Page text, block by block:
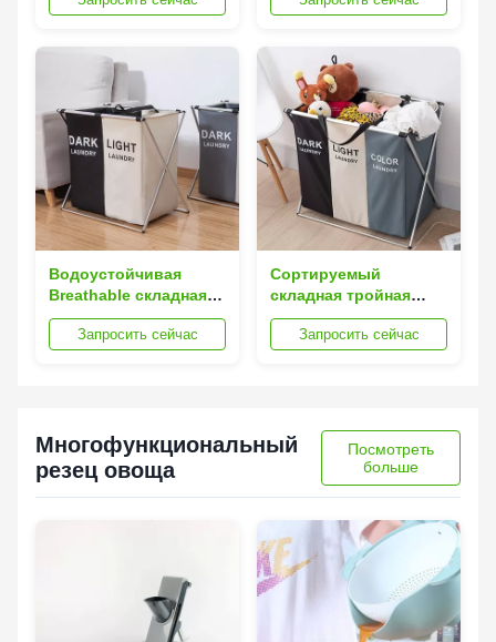
Оксфорда
Enterprise складная
Водоустойчивая
Breathable складная
корзина прачечной со
сбережениями
Запросить сейчас
Сортируемый
складная тройная
корзина прачечной
для веса 0.95kg
Запросить сейчас
Многофункциональный
резец овоща
Посмотреть
больше